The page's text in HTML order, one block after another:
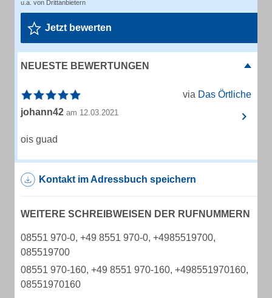
u.a. von Drittanbietern
Jetzt bewerten
NEUESTE BEWERTUNGEN
via Das Örtliche
johann42 am 12.03.2021
ois guad
Kontakt im Adressbuch speichern
WEITERE SCHREIBWEISEN DER RUFNUMMERN
08551 970-0, +49 8551 970-0, +4985519700,
085519700
08551 970-160, +49 8551 970-160, +498551970160,
08551970160